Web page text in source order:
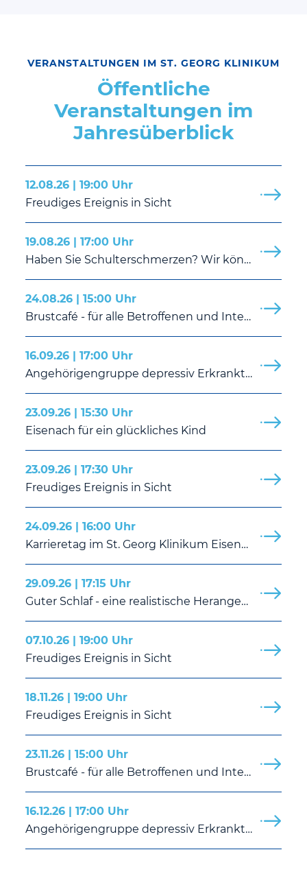
VERANSTALTUNGEN IM ST. GEORG KLINIKUM
Öffentliche
Veranstaltungen im
Jahresüberblick
12.08.26 | 19:00 Uhr
Freudiges Ereignis in Sicht
19.08.26 | 17:00 Uhr
Haben Sie Schulterschmerzen? Wir können Ihnen helfen.
24.08.26 | 15:00 Uhr
Brustcafé - für alle Betroffenen und Interessierten
16.09.26 | 17:00 Uhr
Angehörigengruppe depressiv Erkrankter
23.09.26 | 15:30 Uhr
Eisenach für ein glückliches Kind
23.09.26 | 17:30 Uhr
Freudiges Ereignis in Sicht
24.09.26 | 16:00 Uhr
Karrieretag im St. Georg Klinikum Eisenach – Entdecken. Erleben. Durchstarten.
29.09.26 | 17:15 Uhr
Guter Schlaf - eine realistische Herangehensweise an ein gutes Verhältnis zum Schlaf
07.10.26 | 19:00 Uhr
Freudiges Ereignis in Sicht
18.11.26 | 19:00 Uhr
Freudiges Ereignis in Sicht
23.11.26 | 15:00 Uhr
Brustcafé - für alle Betroffenen und Interessierten
16.12.26 | 17:00 Uhr
Angehörigengruppe depressiv Erkrankter